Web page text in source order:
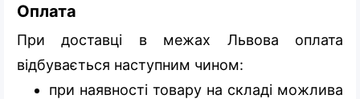
Оплата
При доставці в межах Львова оплата
відбувається наступним чином:
при наявності товару на складі можлива